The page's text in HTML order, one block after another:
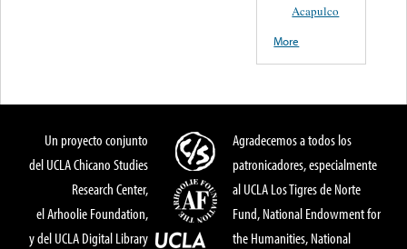
Acapulco
More
Un proyecto conjunto
del UCLA Chicano Studies
Research Center,
el Arhoolie Foundation,
y del UCLA Digital Library
Agradecemos a todos los
patronicadores, especialmente
al UCLA Los Tigres de Norte
Fund, National Endowment for
the Humanities, National